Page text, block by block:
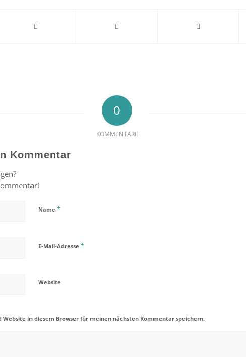
0
KOMMENTARE
Kommentar
Name *
E-Mail-Adresse *
Website
Website in diesem Browser für meinen nächsten Kommentar speichern.